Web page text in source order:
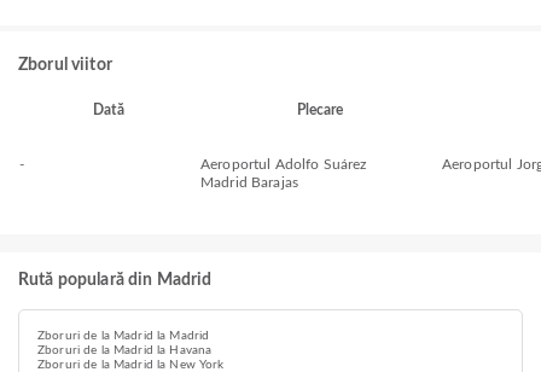
Zborul viitor
Dată Plecare
-
Aeroportul Adolfo Suárez
Madrid Barajas
Aeroportul
Rută populară din Madrid
Zboruri de la Madrid la Madrid
Zboruri de la Madrid la Havana
Zboruri de la Madrid la New York